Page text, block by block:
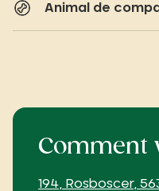
Animal de
Comment
194, Rosboscer,